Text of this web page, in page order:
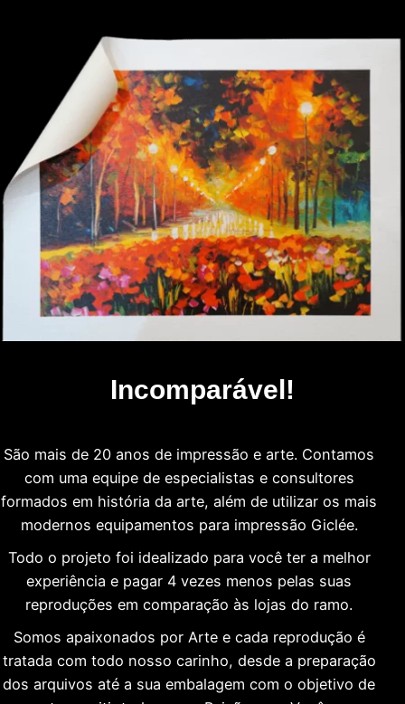
Incomparável!
São mais de 20 anos de impressão e arte. Contamos
com uma equipe de especialistas e consultores
formados em história da arte, além de utilizar os mais
modernos equipamentos para impressão Giclée.
Todo o projeto foi idealizado para você ter a melhor
experiência e pagar 4 vezes menos pelas suas
reproduções em comparação às lojas do ramo.
Somos apaixonados por Arte e cada reprodução é
tratada com todo nosso carinho, desde a preparação
dos arquivos até a sua embalagem com o objetivo de